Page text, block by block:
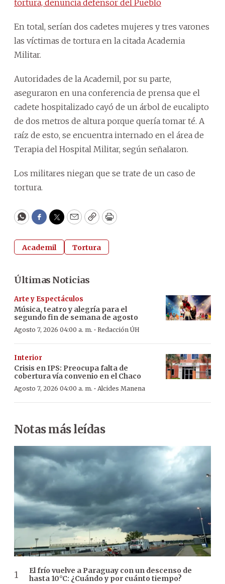
tortura, denuncia defensor del Pueblo
En total, serían dos cadetes mujeres y tres varones
las víctimas de tortura en la citada Academia
Militar.
Autoridades de la Academil, por su parte,
aseguraron en una conferencia de prensa que el
cadete hospitalizado cayó de un árbol de eucalipto
de dos metros de altura porque quería tomar té. A
raíz de esto, se encuentra internado en el área de
Terapia del Hospital Militar, según señalaron.
Los militares niegan que se trate de un caso de
tortura.
WhatsApp
Facebook
Twitter
EmailCopyPrint
Academil Tortura
Últimas Noticias
Arte y Espectáculos
Música, teatro y alegría para el
segundo fin de semana de agosto
Agosto 7, 2026 04:00 a. m. · Redacción ÚH
Interior
Crisis en IPS: Preocupa falta de
cobertura vía convenio en el Chaco
Agosto 7, 2026 04:00 a. m. · Alcides Manena
Notas más leídas
El frío vuelve a Paraguay con un descenso de
hasta 10°C: ¿Cuándo y por cuánto tiempo?